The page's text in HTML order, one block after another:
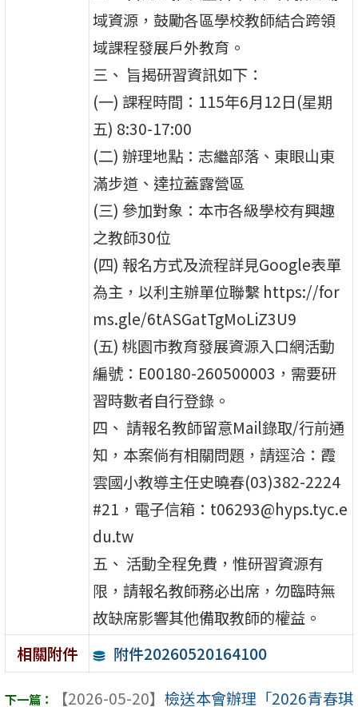
域資源，鼓勵各區學校教師結合跨領
域課程發展戶外教育。
三、 旨揭研習資訊如下：
(一) 課程時間：115年6月12日(星期
五) 8:30-17:00
(二) 辦理地點：志繼部落、東眼山東
滿步道、達拉蓋露營區
(三) 參加對象：本市各級學校有興趣
之教師30位
(四) 報名方式及流程詳見Google表單
為主，以利主辦單位聯繫 https://for
ms.gle/6tASGatTgMoLiZ3U9
(五) 桃園市教育發展資源入口網活動
編號：E00180-260500003，需要研
習時數者自行登錄。
四、 請報名教師留意Mail錄取/行前通
知，本案倘有相關問題，請逕洽：霞
雲國小教導主任史曉春(03)382-2224
#21，電子信箱：t06293@hyps.tyc.e
du.tw
五、 活動全程免費，惟研習資源有
限，請報名教師務必出席，勿臨時無
故缺席影響其他備取教師的權益。
相關附件
附件20260520164100
【2026-05-20】 檢送本會辦理「2026青春琪